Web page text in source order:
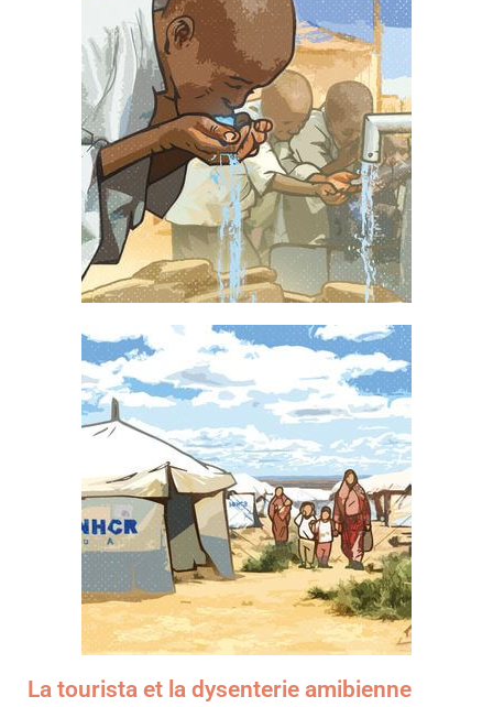
La tourista et la dysenterie amibienne